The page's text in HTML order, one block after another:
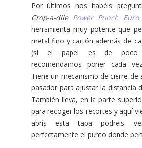
Por últimos nos habéis
Crop-a-dile Power Punch Euro
herramienta muy potente que
metal fino y cartón además de
(si el papel es de poco
recomendamos poner cada
Tiene un mecanismo de cierre de
pasador para ajustar la distancia
También lleva, en la parte
para recoger los recortes y aquí
abrís esta tapa podréis
perfectamente el punto donde